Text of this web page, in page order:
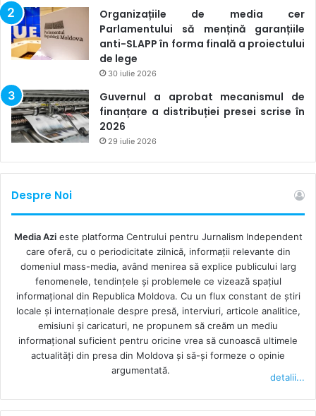
Organizațiile de media cer
Parlamentului să mențină garanțiile
anti-SLAPP în forma finală a proiectului
de lege
30 iulie 2026
Guvernul a aprobat mecanismul de
finanțare a distribuției presei scrise în
2026
29 iulie 2026
Despre Noi
Media Azieste platforma Centrului pentru Jurnalism Independent
care oferă, cu o periodicitate zilnică, informații relevante din
domeniul mass-media, având menirea să explice publicului larg
fenomenele, tendințele și problemele ce vizează spațiul
informațional din Republica Moldova. Cu un flux constant de ştiri
locale şi internaţionale despre presă, interviuri, articole analitice,
emisiuni și caricaturi, ne propunem să creăm un mediu
informaţional suficient pentru oricine vrea să cunoască ultimele
actualităţi din presa din Moldova şi să-şi formeze o opinie
argumentată.
detalii...